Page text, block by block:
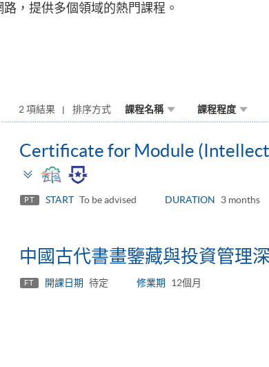
，提供多個領域的熱門課程。
2 項結果 排序方式 課程名稱 課程程度
Certificate for Module
Toggle
panel
PT START To be advised DURATION 3 months
中國古代書畫鑒藏與投資管理
FT 開課日期 待定 修業期 12個月